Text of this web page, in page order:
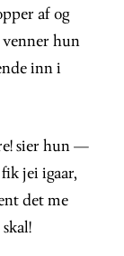
af og
venner hun
inn i
sier hun —
jei igaar,
det me